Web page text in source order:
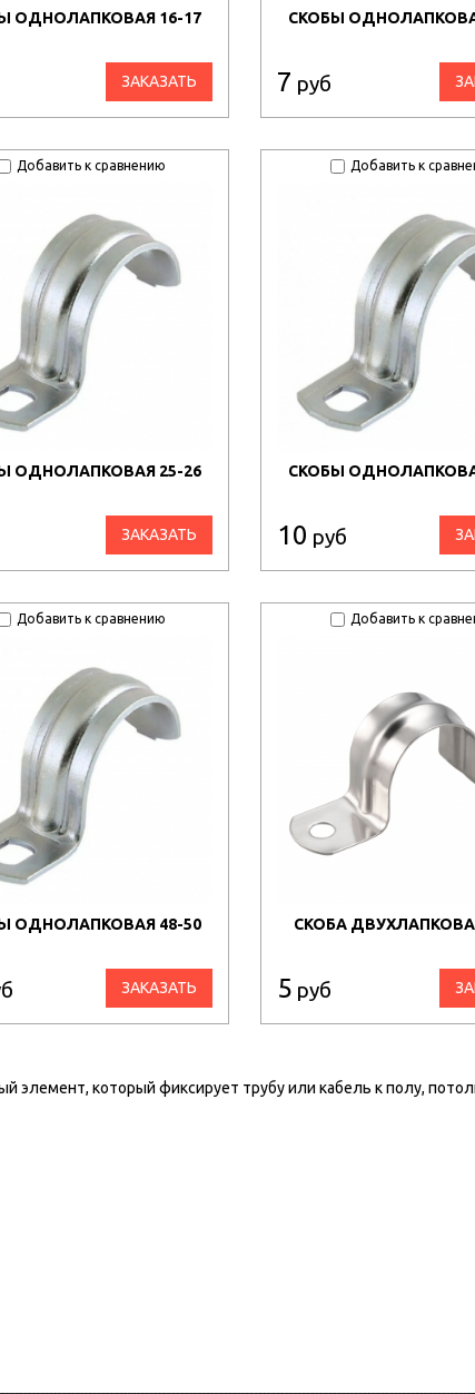
ОДНОЛАПКОВАЯ 16-17
ЗАКАЗАТЬ
СКОБЫ
7 руб
Добавить к сравнению
ОДНОЛАПКОВАЯ 25-26
ЗАКАЗАТЬ
Добавить к
СКОБЫ
10 руб
Добавить к сравнению
ОДНОЛАПКОВАЯ 48-50
ЗАКАЗАТЬ
Добавить к
СКОБА
5 руб
который фиксирует трубу или кабель к полу,